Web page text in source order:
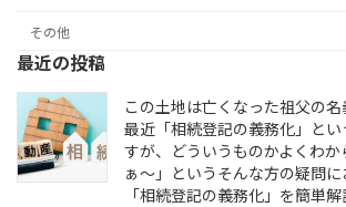
その他
最近の投稿
この土地は亡くなった祖父の名
最近「相続登記の義務化」と
すが、どういうものかよくわ
ぁ～」というそんな方の疑問
「相続登記の義務化」を簡単解